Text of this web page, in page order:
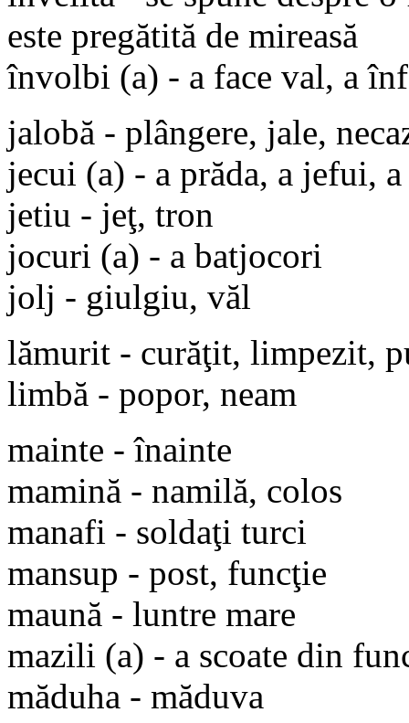
este pregătită de mireasă
învolbi (a) - a face val, a
jalobă - plângere, jale,
jecui (a) - a prăda, a jefui,
jetiu - jeţ, tron
jocuri (a) - a batjocori
jolj - giulgiu, văl
lămurit - curăţit, limpezit,
limbă - popor, neam
mainte - înainte
mamină - namilă, colos
manafi - soldaţi turci
mansup - post, funcţie
maună - luntre mare
mazili (a) - a scoate din
măduha - măduva